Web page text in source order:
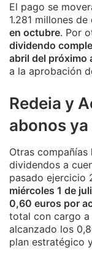
El pago se
1.281 millones
en octubre. Por
dividendo
abril del próximo
a la aprobación
Redeia y
abonos
Otras
dividendos a
pasado ejercicio
miércoles 1 de
0,60 euros por
total con cargo a
alcanzado los
plan estratégico